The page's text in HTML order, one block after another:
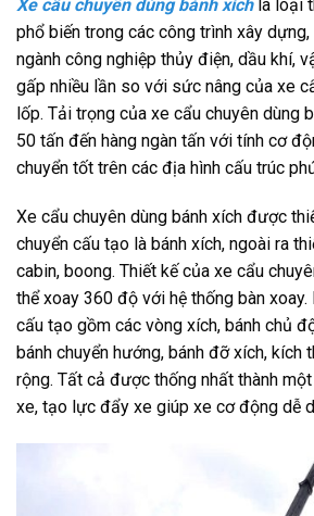
Xe cẩu chuyên dùng bánh xíchlà loại
phổ biến trong các công trình xây
ngành công nghiệp thủy điện, dầu khí,
gấp nhiều lần so với sức nâng của xe
lốp. Tải trọng của xe cẩu chuyên dùng
50 tấn đến hàng ngàn tấn với tính cơ
chuyển tốt trên các địa hình cấu trúc
Xe cẩu chuyên dùng bánh xích được
chuyển cấu tạo là bánh xích, ngoài ra
cabin, boong. Thiết kế của xe cẩu
thể xoay 360 độ với hệ thống bàn
cấu tạo gồm các vòng xích, bánh chủ
bánh chuyển hướng, bánh đỡ xích, kích
rộng. Tất cả được thống nhất thành
xe, tạo lực đẩy xe giúp xe cơ động dễ